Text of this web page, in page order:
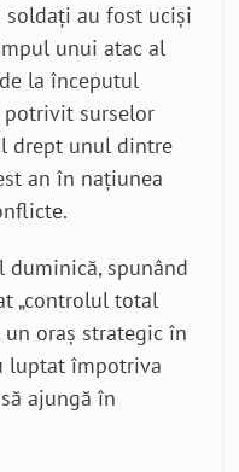
au fost uciși
unui atac al
la începutul
potrivit surselor
drept unul dintre
an în naţiunea
duminică, spunând
„controlul total
un oraș strategic în
luptat împotriva
ajungă în